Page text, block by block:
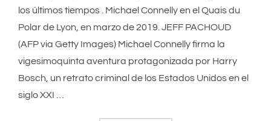
los últimos tiempos . Michael Connelly en el Quais du
Polar de Lyon, en marzo de 2019. JEFF PACHOUD
(AFP via Getty Images) Michael Connelly firma la
vigesimoquinta aventura protagonizada por Harry
Bosch, un retrato criminal de los Estados Unidos en el
siglo XXI …